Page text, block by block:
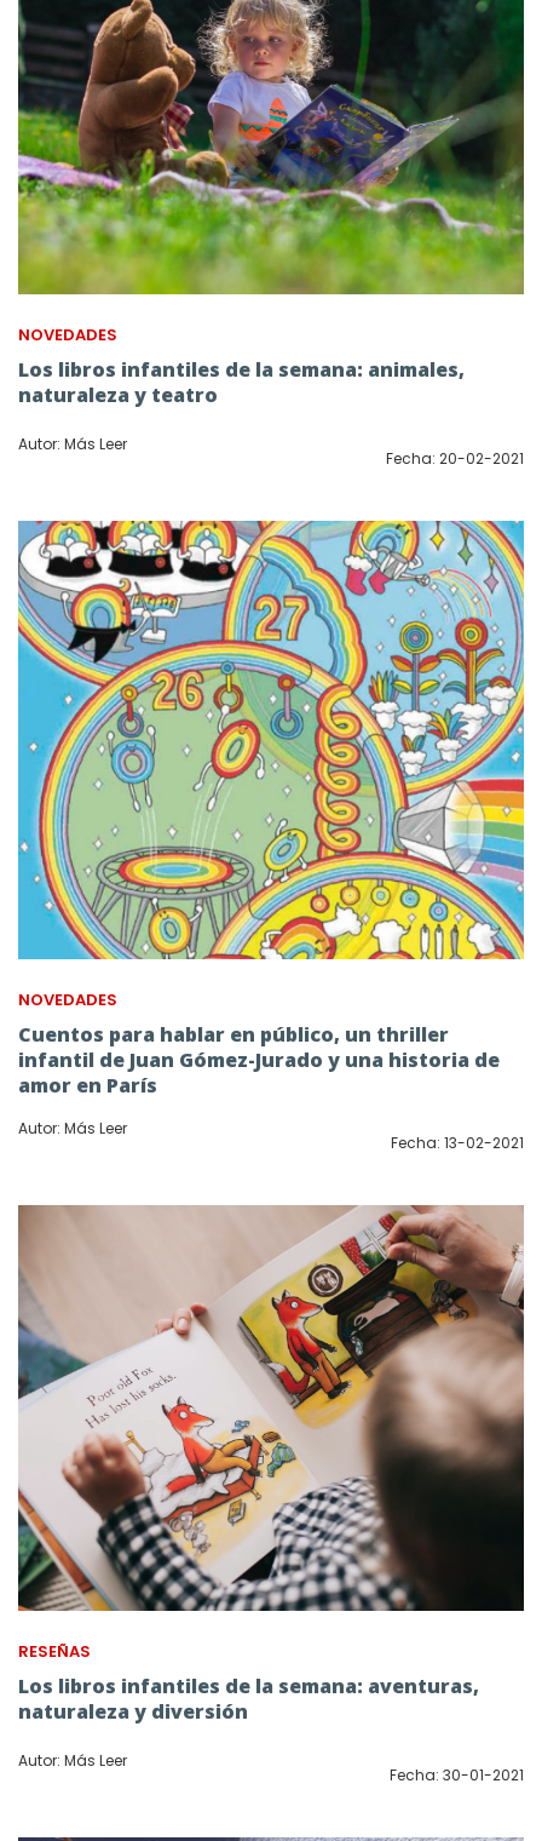
NOVEDADES
Los libros infantiles de la semana: animales,
naturaleza y teatro
Autor: Más Leer
Fecha: 20-02-2021
NOVEDADES
Cuentos para hablar en público, un thriller
infantil de Juan Gómez-Jurado y una historia de
amor en París
Autor: Más Leer
Fecha: 13-02-2021
RESEÑAS
Los libros infantiles de la semana: aventuras,
naturaleza y diversión
Autor: Más Leer
Fecha: 30-01-2021